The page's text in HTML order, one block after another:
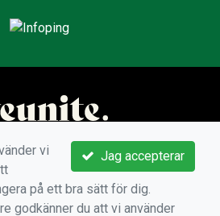
Jag accepterar
vi
på ett bra sätt för dig.
godkänner du att vi använder